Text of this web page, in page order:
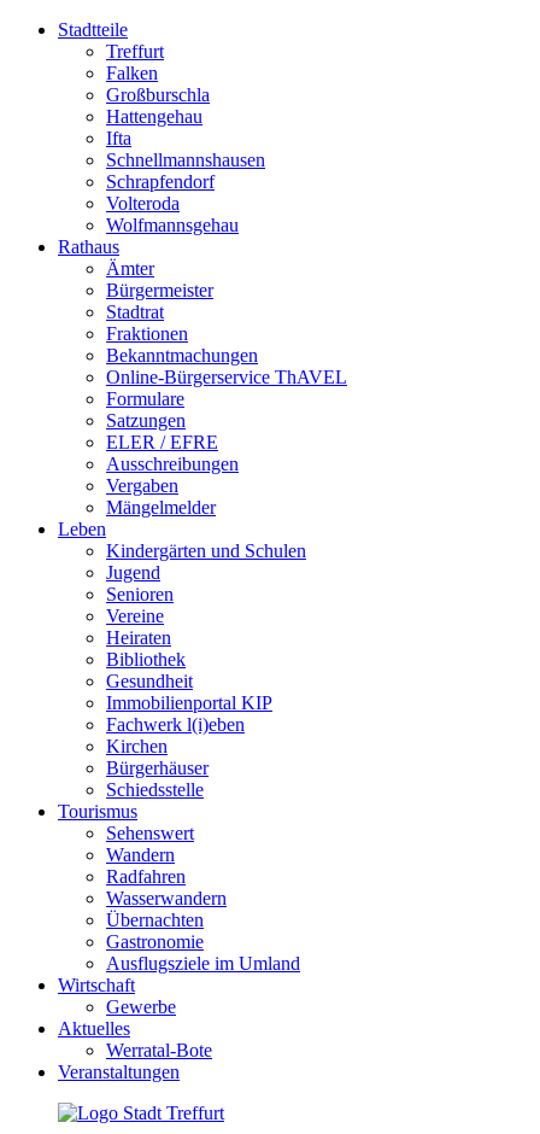
Stadtteile
Treffurt
Falken
Großburschla
Hattengehau
Ifta
Schnellmannshausen
Schrapfendorf
Volteroda
Wolfmannsgehau
Rathaus
Ämter
Bürgermeister
Stadtrat
Fraktionen
Bekanntmachungen
Online-Bürgerservice ThAVEL
Formulare
Satzungen
ELER / EFRE
Ausschreibungen
Vergaben
Mängelmelder
Leben
Kindergärten und Schulen
Jugend
Senioren
Vereine
Heiraten
Bibliothek
Gesundheit
Immobilienportal KIP
Fachwerk l(i)eben
Kirchen
Bürgerhäuser
Schiedsstelle
Tourismus
Sehenswert
Wandern
Radfahren
Wasserwandern
Übernachten
Gastronomie
Ausflugsziele im Umland
Wirtschaft
Gewerbe
Aktuelles
Werratal-Bote
Veranstaltungen